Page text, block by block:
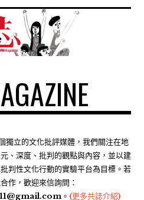
獨立的文化批評媒體，我們關注在地
、深度、批判的觀點與內容，並以建
判性文化行動的實驗平台為目標。若
作，歡迎來信詢問：
。 (更多共誌介紹)